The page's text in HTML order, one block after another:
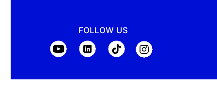
FOLLOW US